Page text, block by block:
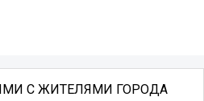
С ЖИТЕЛЯМИ ГОРОДА